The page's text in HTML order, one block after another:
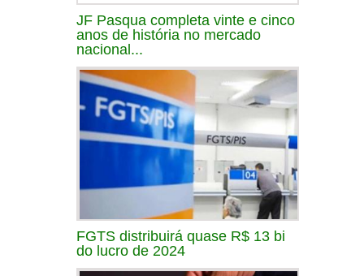
JF Pasqua completa vinte e cinco
anos de história no mercado
nacional...
FGTS distribuirá quase R$ 13 bi
do lucro de 2024